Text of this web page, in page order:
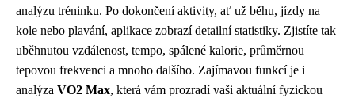
analýzu tréninku. Po dokončení aktivity, ať už běhu, jízdy na
kole nebo plavání, aplikace zobrazí detailní statistiky. Zjistíte tak
uběhnutou vzdálenost, tempo, spálené kalorie, průměrnou
tepovou frekvenci a mnoho dalšího. Zajímavou funkcí je i
analýza VO2 Max, která vám prozradí vaši aktuální fyzickou